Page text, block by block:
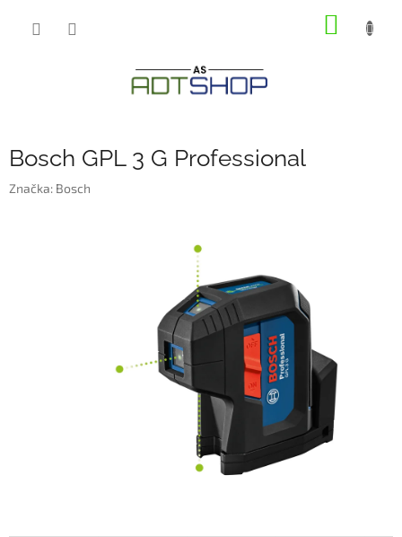
Bosch GPL 3 G Professional
Značka: Bosch